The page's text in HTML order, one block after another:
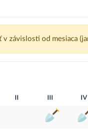
závislosti od mesiaca
II III IV